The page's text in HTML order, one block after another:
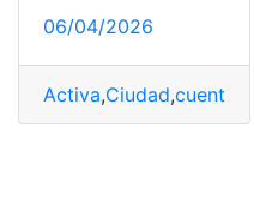
06/04/2026
Activa,Ciudad,cuenta